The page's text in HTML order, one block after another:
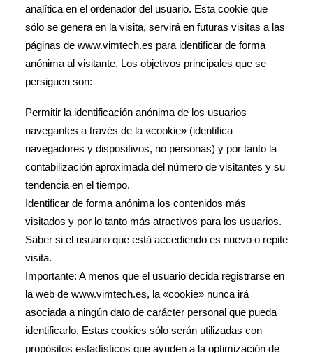
analítica en el ordenador del usuario. Esta cookie que
sólo se genera en la visita, servirá en futuras visitas a las
páginas de www.vimtech.es para identificar de forma
anónima al visitante. Los objetivos principales que se
persiguen son:
Permitir la identificación anónima de los usuarios
navegantes a través de la «cookie» (identifica
navegadores y dispositivos, no personas) y por tanto la
contabilización aproximada del número de visitantes y su
tendencia en el tiempo.
Identificar de forma anónima los contenidos más
visitados y por lo tanto más atractivos para los usuarios.
Saber si el usuario que está accediendo es nuevo o repite
visita.
Importante: A menos que el usuario decida registrarse en
la web de www.vimtech.es, la «cookie» nunca irá
asociada a ningún dato de carácter personal que pueda
identificarlo. Estas cookies sólo serán utilizadas con
propósitos estadísticos que ayuden a la optimización de